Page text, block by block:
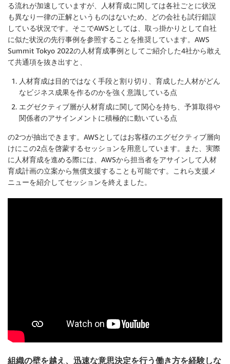
る流れが加速していますが、人材育成に関しては各社ごとに状況
も異なり一律の正解というものはないため、どの会社も試行錯誤
している状況です。そこでAWSとしては、取っ掛かりとして自社
に似た状況の先行事例を参照することを推奨しています。AWS
Summit Tokyo 2022の人材育成事例としてご紹介した4社から敢え
て共通項を抜き出すと、
人材育成は目的ではなく手段と割り切り、育成した人材がどん
なビジネス成果を作るのかを強く意識している点
エグゼクティブ層が人材育成に関して関心を持ち、予算取得や
関係者のアサインメントに積極的に動いている点
の2つが抽出できます。AWSとしてはお客様のエグゼクティブ層向
けにこの2点を啓蒙するセッションを用意しています。また、実際
に人材育成を進める際には、AWSから担当者をアサインして人材
育成計画の立案から無償支援することも可能です。これら支援メ
ニューを紹介してセッションを終えました。
組織の壁を越え、迅速な意思決定を行う働き方を経験しな